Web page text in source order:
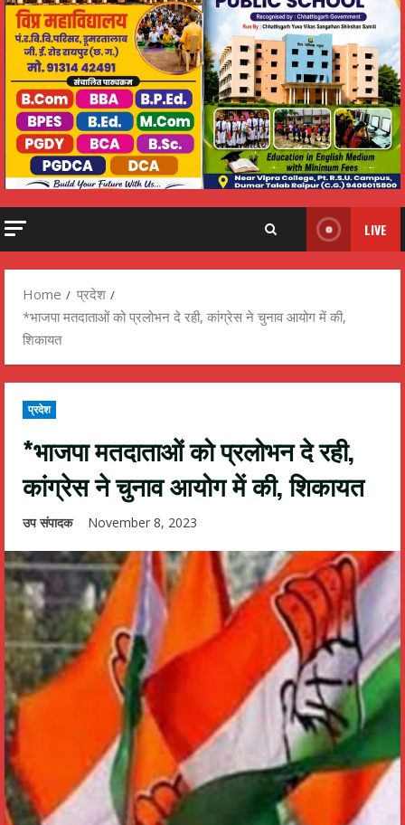
LIVE
Home
प्रदेश
*भाजपा मतदाताओं को प्रलोभन दे रही, कांग्रेस ने चुनाव आयोग में की,
शिकायत
प्रदेश
*भाजपा मतदाताओं को प्रलोभन दे रही,
कांग्रेस ने चुनाव आयोग में की, शिकायत
उप संपादक November 8, 2023